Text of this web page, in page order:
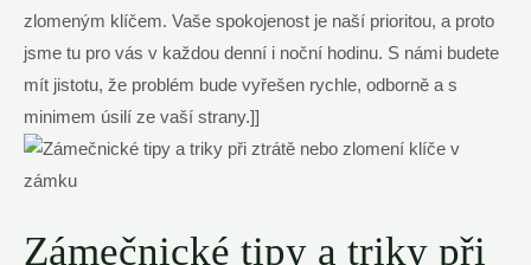
zlomeným klíčem. Vaše⁤ spokojenost ⁣je ⁣naší prioritou, a ⁣proto
jsme tu pro ⁢vás v ⁣každou denní i noční hodinu. S‍ námi ‌budete
⁣mít‍ jistotu, že problém ​bude vyřešen rychle, ​odborně a s
minimem úsilí ze vaší strany.]]
Zámečnické tipy a triky při